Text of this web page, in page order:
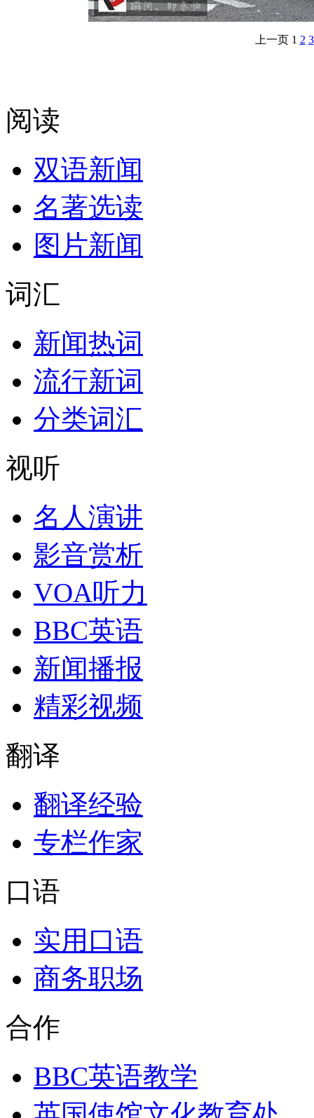
上一页 1 2 3
阅读
双语新闻
名著选读
图片新闻
词汇
新闻热词
流行新词
分类词汇
视听
名人演讲
影音赏析
VOA听力
BBC英语
新闻播报
精彩视频
翻译
翻译经验
专栏作家
口语
实用口语
商务职场
合作
BBC英语教学